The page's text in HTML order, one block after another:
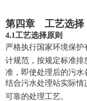
第四章 工艺选择
4.1工艺选择原则
严格执行国家环境保
计规范，按规定标准排
准，即使处理后的污水
结合污水处理站实际情
可靠的处理工艺。